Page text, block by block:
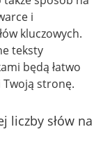
i
kluczowych.
teksty
będą łatwo
Twoją stronę.
liczby słów na